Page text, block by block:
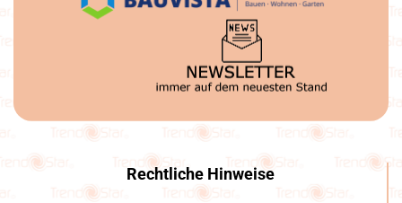
Rechtliche Hinweise